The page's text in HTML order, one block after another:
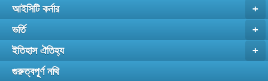
+
আইসিটি কর্নার
+
ভর্তি
+
ইতিহাস ঐতিহ্য
গুরুত্বপূর্ণ নথি